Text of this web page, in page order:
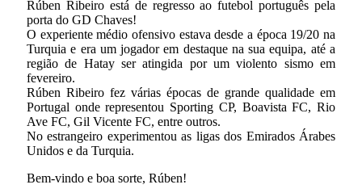
Rúben Ribeiro está de regresso ao futebol português pela
porta do GD Chaves!
O experiente médio ofensivo estava desde a época 19/20 na
Turquia e era um jogador em destaque na sua equipa, até a
região de Hatay ser atingida por um violento sismo em
fevereiro.
Rúben Ribeiro fez várias épocas de grande qualidade em
Portugal onde representou Sporting CP, Boavista FC, Rio
Ave FC, Gil Vicente FC, entre outros.
No estrangeiro experimentou as ligas dos Emirados Árabes
Unidos e da Turquia.
Bem-vindo e boa sorte, Rúben!